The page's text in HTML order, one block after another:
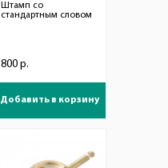
Штамп со
стандартным словом
800 р.
Добавить в корзину